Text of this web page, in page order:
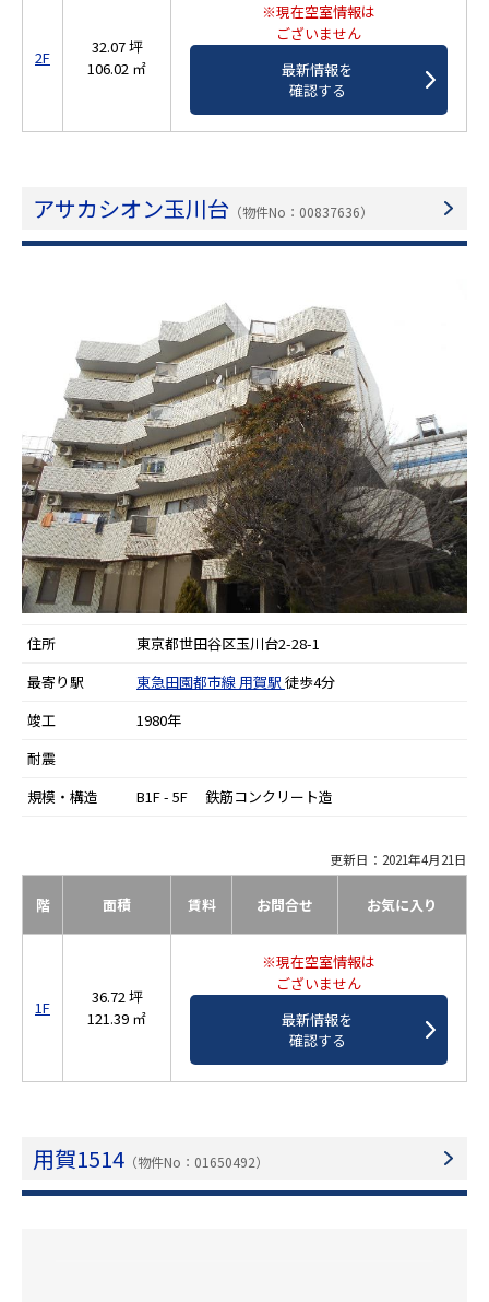
2F
32.07 坪
106.02 ㎡
※現在空室情報は
ございません
最新情報を
確認する
アサカシオン玉川台 （物件No：00837636）
住所
東京都世田谷区玉川台2-28-1
最寄り駅
東急田園都市線用賀駅 徒歩4分
竣工
1980年
耐震
規模・構造
B1F - 5F 鉄筋コンクリート造
更新日：2021年4月21日
階 面積 賃料 お問合せ お気に入り
1F
36.72 坪
121.39 ㎡
※現在空室情報は
ございません
最新情報を
確認する
用賀1514 （物件No：01650492）